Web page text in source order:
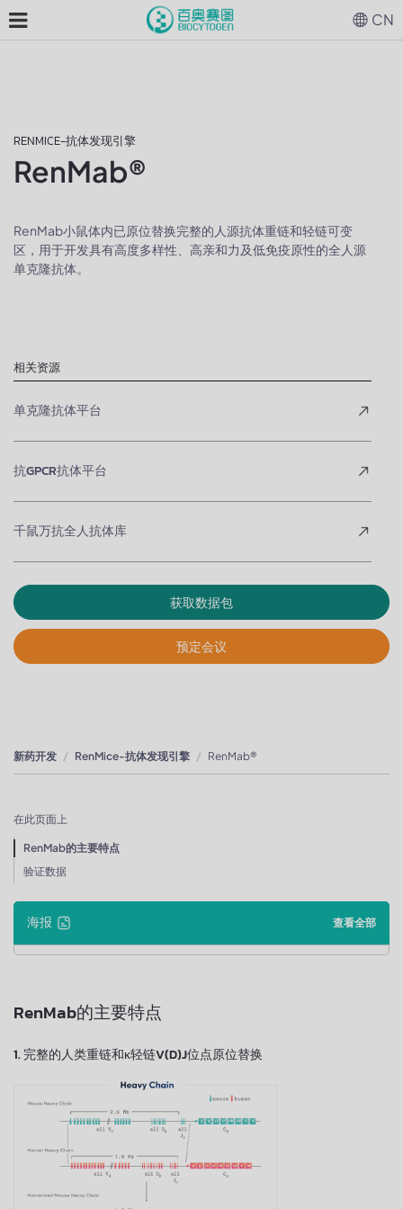
RENMICE-抗体发现引擎
RenMab®
RenMab小鼠体内已原位替换完整的人源抗体重链和轻链可变
区，用于开发具有高度多样性、高亲和力及低免疫原性的全人源
单克隆抗体。
相关资源
单克隆抗体平台
抗GPCR抗体平台
千鼠万抗全人抗体库
获取数据包
预定会议
新药开发 RenMice-抗体发现引擎 RenMab®
在此页面上
RenMab的主要特点
验证数据
海报 查看全部
RenMab的主要特点
1. 完整的人类重链和κ轻链V(D)J位点原位替换
CN